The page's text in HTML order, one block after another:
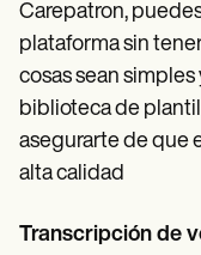
Carepatron,
plataforma sin
cosas sean
biblioteca de
asegurarte de que
alta calidad
Transcripción de